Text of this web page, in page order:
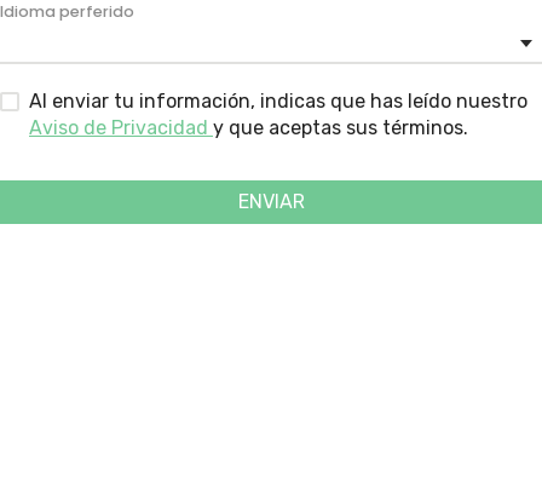
Idioma perferido
Al enviar tu información, indicas que has leído nuestro
Aviso de Privacidad y que aceptas sus términos.
ENVIAR